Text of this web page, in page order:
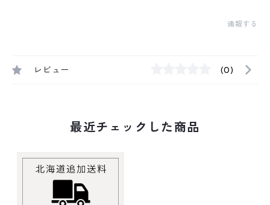
通報する
レビュー (0)
最近チェックした商品